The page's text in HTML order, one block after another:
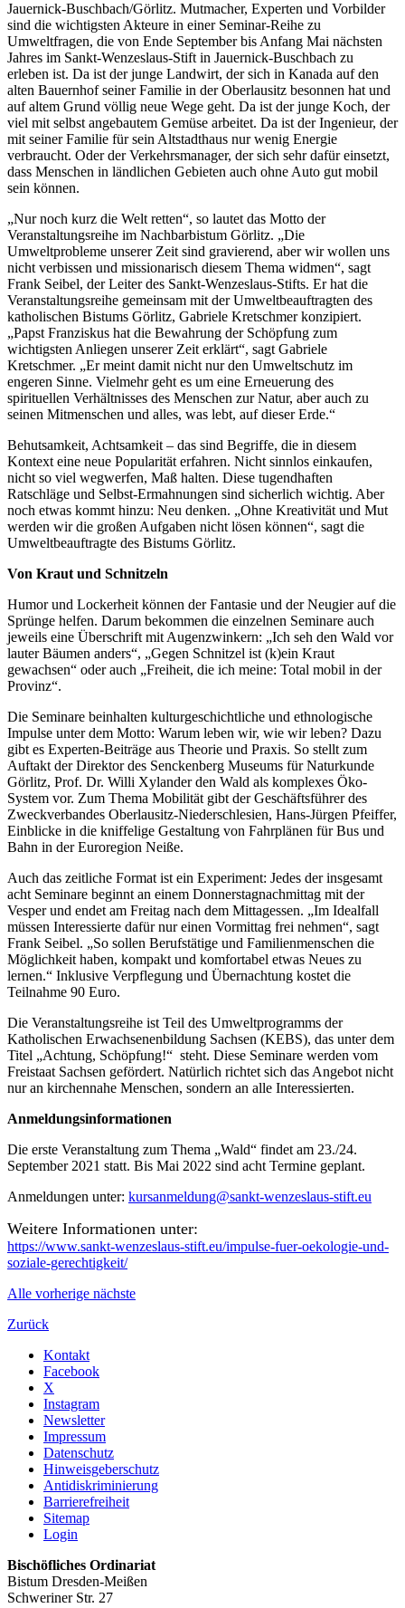
Jauernick-Buschbach/Görlitz. Mutmacher, Experten und Vorbilder
sind die wichtigsten Akteure in einer Seminar-Reihe zu
Umweltfragen, die von Ende September bis Anfang Mai nächsten
Jahres im Sankt-Wenzeslaus-Stift in Jauernick-Buschbach zu
erleben ist. Da ist der junge Landwirt, der sich in Kanada auf den
alten Bauernhof seiner Familie in der Oberlausitz besonnen hat und
auf altem Grund völlig neue Wege geht. Da ist der junge Koch, der
viel mit selbst angebautem Gemüse arbeitet. Da ist der Ingenieur, der
mit seiner Familie für sein Altstadthaus nur wenig Energie
verbraucht. Oder der Verkehrsmanager, der sich sehr dafür einsetzt,
dass Menschen in ländlichen Gebieten auch ohne Auto gut mobil
sein können.
„Nur noch kurz die Welt retten“, so lautet das Motto der
Veranstaltungsreihe im Nachbarbistum Görlitz. „Die
Umweltprobleme unserer Zeit sind gravierend, aber wir wollen uns
nicht verbissen und missionarisch diesem Thema widmen“, sagt
Frank Seibel, der Leiter des Sankt-Wenzeslaus-Stifts. Er hat die
Veranstaltungsreihe gemeinsam mit der Umweltbeauftragten des
katholischen Bistums Görlitz, Gabriele Kretschmer konzipiert.
„Papst Franziskus hat die Bewahrung der Schöpfung zum
wichtigsten Anliegen unserer Zeit erklärt“, sagt Gabriele
Kretschmer. „Er meint damit nicht nur den Umweltschutz im
engeren Sinne. Vielmehr geht es um eine Erneuerung des
spirituellen Verhältnisses des Menschen zur Natur, aber auch zu
seinen Mitmenschen und alles, was lebt, auf dieser Erde.“
Behutsamkeit, Achtsamkeit – das sind Begriffe, die in diesem
Kontext eine neue Popularität erfahren. Nicht sinnlos einkaufen,
nicht so viel wegwerfen, Maß halten. Diese tugendhaften
Ratschläge und Selbst-Ermahnungen sind sicherlich wichtig. Aber
noch etwas kommt hinzu: Neu denken. „Ohne Kreativität und Mut
werden wir die großen Aufgaben nicht lösen können“, sagt die
Umweltbeauftragte des Bistums Görlitz.
Von Kraut und Schnitzeln
Humor und Lockerheit können der Fantasie und der Neugier auf die
Sprünge helfen. Darum bekommen die einzelnen Seminare auch
jeweils eine Überschrift mit Augenzwinkern: „Ich seh den Wald vor
lauter Bäumen anders“, „Gegen Schnitzel ist (k)ein Kraut
gewachsen“ oder auch „Freiheit, die ich meine: Total mobil in der
Provinz“.
Die Seminare beinhalten kulturgeschichtliche und ethnologische
Impulse unter dem Motto: Warum leben wir, wie wir leben? Dazu
gibt es Experten-Beiträge aus Theorie und Praxis. So stellt zum
Auftakt der Direktor des Senckenberg Museums für Naturkunde
Görlitz, Prof. Dr. Willi Xylander den Wald als komplexes Öko-
System vor. Zum Thema Mobilität gibt der Geschäftsführer des
Zweckverbandes Oberlausitz-Niederschlesien, Hans-Jürgen Pfeiffer,
Einblicke in die kniffelige Gestaltung von Fahrplänen für Bus und
Bahn in der Euroregion Neiße.
Auch das zeitliche Format ist ein Experiment: Jedes der insgesamt
acht Seminare beginnt an einem Donnerstagnachmittag mit der
Vesper und endet am Freitag nach dem Mittagessen. „Im Idealfall
müssen Interessierte dafür nur einen Vormittag frei nehmen“, sagt
Frank Seibel. „So sollen Berufstätige und Familienmenschen die
Möglichkeit haben, kompakt und komfortabel etwas Neues zu
lernen.“ Inklusive Verpflegung und Übernachtung kostet die
Teilnahme 90 Euro.
Die Veranstaltungsreihe ist Teil des Umweltprogramms der
Katholischen Erwachsenenbildung Sachsen (KEBS), das unter dem
Titel „Achtung, Schöpfung!“ steht. Diese Seminare werden vom
Freistaat Sachsen gefördert. Natürlich richtet sich das Angebot nicht
nur an kirchennahe Menschen, sondern an alle Interessierten.
Anmeldungsinformationen
Die erste Veranstaltung zum Thema „Wald“ findet am 23./24.
September 2021 statt. Bis Mai 2022 sind acht Termine geplant.
Anmeldungen unter: kursanmeldung@sankt-wenzeslaus-stift.eu
Weitere Informationen unter:
https://www.sankt-wenzeslaus-stift.eu/impulse-fuer-oekologie-und-
soziale-gerechtigkeit/
Alle vorherige nächste
Zurück
Kontakt
Facebook
X
Instagram
Newsletter
Impressum
Datenschutz
Hinweisgeberschutz
Antidiskriminierung
Barrierefreiheit
Sitemap
Login
Bischöfliches Ordinariat
Bistum Dresden-Meißen
Schweriner Str. 27